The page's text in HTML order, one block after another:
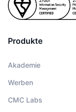
Produkte
Akademie
Werben
CMC Labs